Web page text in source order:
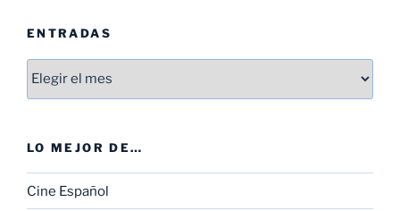
ENTRADAS
Entradas
LO MEJOR DE…
Cine Español